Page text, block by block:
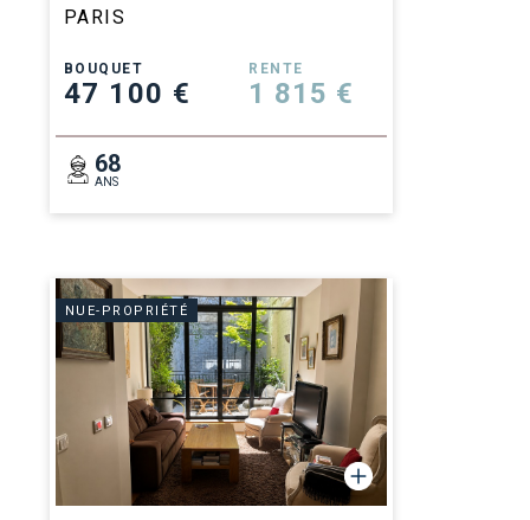
PARIS
BOUQUET
47 100 €
RENTE
1 815 €
68
ANS
NUE-PROPRIÉTÉ